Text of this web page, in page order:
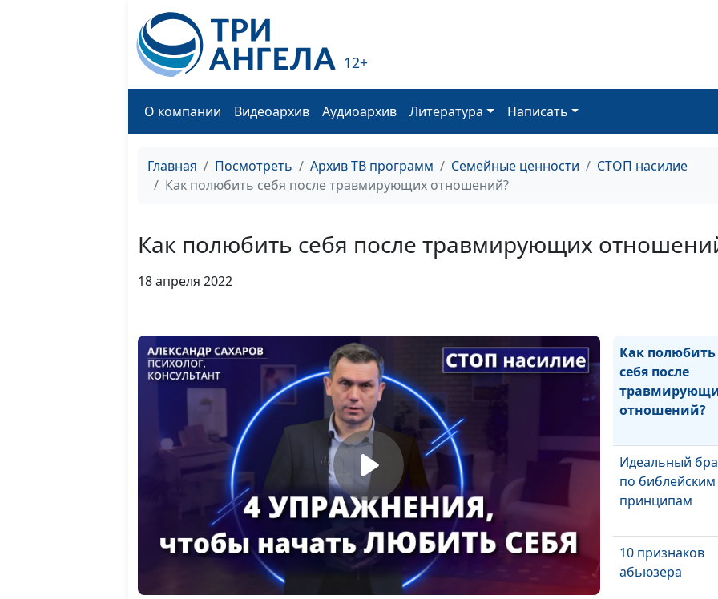
12+
О компании Видеоархив Аудиоархив Литература Написать
Главная Посмотреть Архив ТВ программ Семейные ценности
СТОП насилие
Как полюбить себя после травмирующих отношений?
Как полюбить себя после травмирующих
18 апреля 2022
Как полюбить
себя после
отношений?
Идеальный
по библейским
принципам
10 признаков
абьюзера